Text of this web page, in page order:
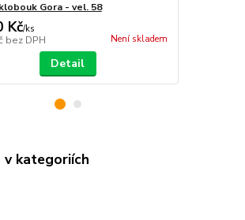
Gora - vel. 58
Kč/ks
bez DPH Není skladem
Detail
v kategoriích